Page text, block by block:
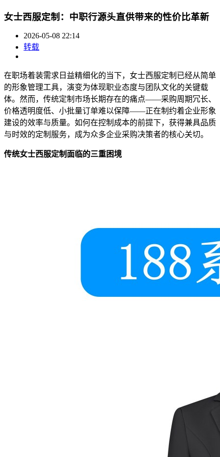
女士西服定制：中职行源头直供带来的性价比革新
2026-05-08 22:14
转载
在职场着装需求日益精细化的当下，女士西服定制已经从简单
的形象管理工具，演变为体现职业态度与团队文化的关键载
体。然而，传统定制市场长期存在的痛点——采购周期冗长、
价格透明度低、小批量订单难以保障——正在制约着企业形象
建设的效率与质量。如何在控制成本的前提下，获得兼具品质
与时效的定制服务，成为众多企业采购决策者的核心关切。
传统女士西服定制面临的三重困境